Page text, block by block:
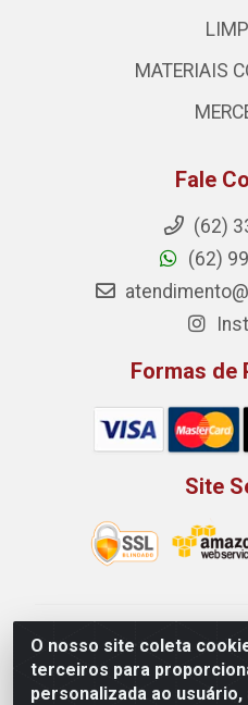
O nosso site coleta
terceiros para
personalizada ao
MATERIAIS
Fale
(62)
(62)
Formas de
Site
Rio Vermelho Distribuição
BR, 153, KM 52 N 00
Eldorado, Anápolis/GO